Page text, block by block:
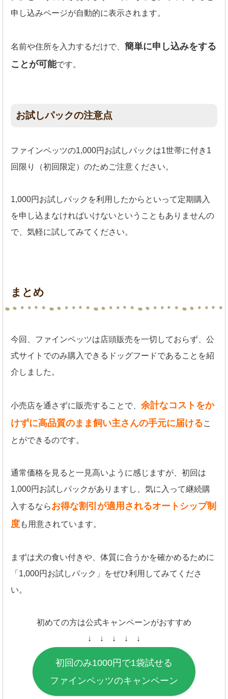
申し込みページが自動的に表示されます。
名前や住所を入力するだけで、 簡単に申し込みをする
ことが可能です。
お試しパックの注意点
ファインペッツの1,000円お試しパックは1世帯に付き1
回限り（初回限定）のためご注意ください。
1,000円お試しパックを利用したからといって定期購入
を申し込まなければいけないということもありませんの
で、気軽に試してみてください。
まとめ
今回、ファインペッツは店頭販売を一切しておらず、公
式サイトでのみ購入できるドッグフードであることを紹
介しました。
小売店を通さずに販売することで、 余計なコストをか
けずに高品質のまま飼い主さんの手元に届けるこ
とができるのです。
通常価格を見ると一見高いように感じますが、初回は
1,000円お試しパックがありますし、気に入って継続購
入するならお得な割引が適用されるオートシップ制
度も用意されています。
まずは犬の食い付きや、体質に合うかを確かめるために
「1,000円お試しパック」をぜひ利用してみてくださ
い。
初めての方は公式キャンペーンがおすすめ
↓ ↓ ↓ ↓ ↓
初回のみ1000円で1袋試せる
ファインペッツのキャンペーン